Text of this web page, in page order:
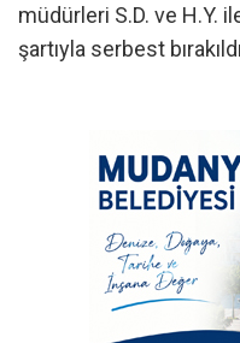
müdürleri S.D. ve H.Y.
şartıyla serbest